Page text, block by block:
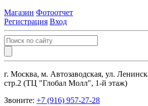
Магазин Фотоотчет
Регистрация Вход
г. Москва, м. Автозаводская, ул.
стр.2 (ТЦ "Глобал Молл", 1-й этаж)
Звоните: +7 (916) 957-27-28